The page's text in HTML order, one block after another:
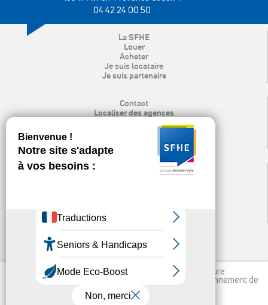
04 42 24 00 50
La SFHE
Louer
Acheter
Je suis locataire
Je suis partenaire
Contact
Localiser des agences
Espace presse & logo
Ligne d’alerte éthique
Nous utilisons des cookies pour vous garantir la meilleure
expérience sur notre site, permettre un meilleur fonctionnement de
vos outils et à des fins statistiques.